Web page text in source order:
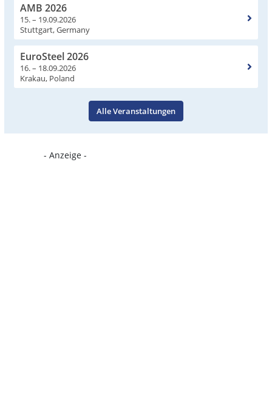
AMB 2026
15. – 19.09.2026
Stuttgart, Germany
EuroSteel 2026
16. – 18.09.2026
Krakau, Poland
Alle Veranstaltungen
- Anzeige -